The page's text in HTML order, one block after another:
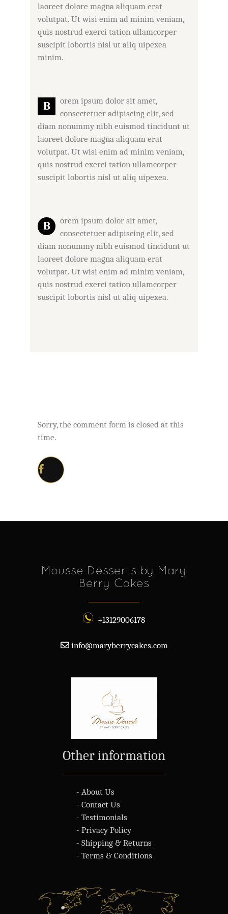
laoreet dolore magna aliquam erat
volutpat. Ut wisi enim ad minim veniam,
quis nostrud exerci tation ullamcorper
suscipit lobortis nisl ut aliq uipexea
minim.
B
orem ipsum dolor sit amet,
consectetuer adipiscing elit, sed
diam nonummy nibh euismod tincidunt ut
laoreet dolore magna aliquam erat
volutpat. Ut wisi enim ad minim veniam,
quis nostrud exerci tation ullamcorper
suscipit lobortis nisl ut aliq uipexea.
B
orem ipsum dolor sit amet,
consectetuer adipiscing elit, sed
diam nonummy nibh euismod tincidunt ut
laoreet dolore magna aliquam erat
volutpat. Ut wisi enim ad minim veniam,
quis nostrud exerci tation ullamcorper
suscipit lobortis nisl ut aliq uipexea.
Sorry, the comment form is closed at this
time.
Mousse Desserts by Mary
Berry Cakes
+13129006178
info@maryberrycakes.com
Other information
- About Us
- Contact Us
- Testimonials
- Privacy Policy
- Shipping & Returns
- Terms & Conditions